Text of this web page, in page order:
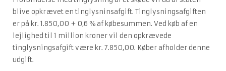
blive opkrævet en tinglysninsafgift. Tinglysningsafgiften
er på kr. 1.850,00 + 0,6 % af købesummen. Ved køb af en
lejlighed til 1 million kroner vil den opkrævede
tinglysningsafgift være kr. 7.850,00. Køber afholder denne
udgift.